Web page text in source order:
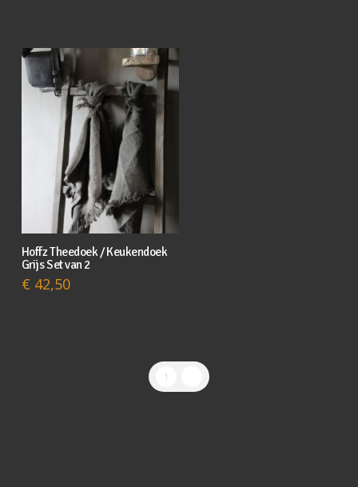
Hoffz Theedoek / Keukendoek
Grijs Set van 2
€ 42,50
1